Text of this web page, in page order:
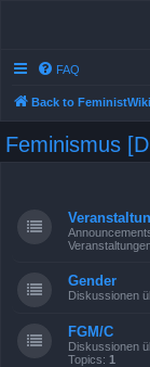
FAQ
Back to FeministWiki
Feminismus
Gender
Diskussionen
FGM/C
Diskussionen
Topics: 1